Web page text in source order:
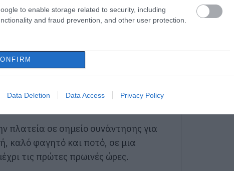
to enable storage related to security, including
and fraud prevention, and other user protection.
Data Deletion Data Access Privacy Policy
πλατεία σε σημείο συνάντησης για
καλό φαγητό και ποτό, σε μια
τις πρώτες πρωινές ώρες.